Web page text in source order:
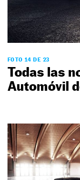
FOTO 14 DE 23
Todas las
Automóvil